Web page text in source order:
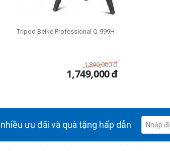
Tripod Beike Professional Q-999H
1,890,000 đ
1,749,000đ
ưu đãi và quà tặng hấp dẫn